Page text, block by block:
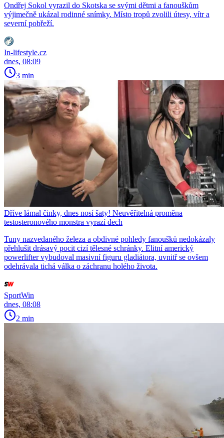
Ondřej Sokol vyrazil do Skotska se svými dětmi a fanouškům
výjimečně ukázal rodinné snímky. Místo tropů zvolili útesy, vítr a
severní pobřeží.
In-lifestyle.cz
dnes, 08:09
3 min
Dříve lámal činky, dnes nosí šaty! Neuvěřitelná proměna
testosteronového monstra vyrazí dech
Tuny nazvedaného železa a obdivné pohledy fanoušků nedokázaly
přehlušit drásavý pocit cizí tělesné schránky. Elitní americký
powerlifter vybudoval masivní figuru gladiátora, uvnitř se ovšem
odehrávala tichá válka o záchranu holého života.
SportWin
dnes, 08:08
2 min